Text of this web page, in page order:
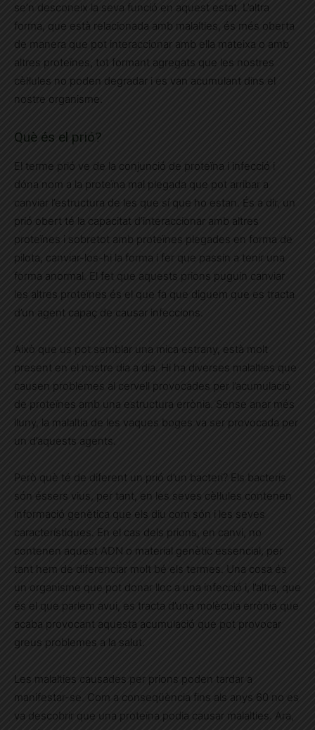
se’n desconeix la seva funció en aquest estat. L’altra
forma, que està relacionada amb malalties, és més oberta
de manera que pot interaccionar amb ella mateixa o amb
altres proteïnes, tot formant agregats que les nostres
cèl·lules no poden degradar i es van acumulant dins el
nostre organisme.
Què és el prió?
El terme prió ve de la conjunció de proteïna i infecció i
dóna nom a la proteïna mal plegada que pot arribar a
canviar l’estructura de les que sí que ho estan. És a dir, un
prió obert té la capacitat d’interaccionar amb altres
proteïnes i sobretot amb proteïnes plegades en forma de
pilota, canviar-los-hi la forma i fer que passin a tenir una
forma anormal. El fet que aquests prions puguin canviar
les altres proteïnes és el que fa que diguem que es tracta
d’un agent capaç de causar infeccions.
Això que us pot semblar una mica estrany, està molt
present en el nostre dia a dia. Hi ha diverses malalties que
causen problemes al cervell provocades per l’acumulació
de proteïnes amb una estructura errònia. Sense anar més
lluny, la malaltia de les vaques boges va ser provocada per
un d’aquests agents.
Però què té de diferent un prió d’un bacteri? Els bacteris
són éssers vius, per tant, en les seves cèl·lules contenen
informació genètica que els diu com són i les seves
característiques. En el cas dels prions, en canvi, no
contenen aquest ADN o material genètic essencial, per
tant hem de diferenciar molt bé els termes. Una cosa és
un organisme que pot donar lloc a una infecció i, l’altra, que
és el que parlem avui, es tracta d’una molècula errònia que
acaba provocant aquesta acumulació que pot provocar
greus problemes a la salut.
Les malalties causades per prions poden tardar a
manifestar-se. Com a conseqüència fins als anys 60 no es
va descobrir que una proteïna podia causar malalties. Ara,